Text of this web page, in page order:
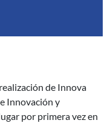
de Innova
Innovación y
por primera vez en